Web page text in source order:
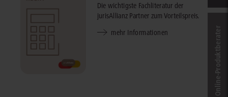
Die wichtigste Fachliteratur der
jurisAllianz Partner zum Vorteilspreis.
mehr Informationen
Online-Produkt­berater